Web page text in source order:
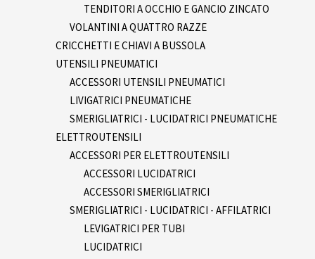
TENDITORI A OCCHIO E GANCIO ZINCATO
VOLANTINI A QUATTRO RAZZE
CRICCHETTI E CHIAVI A BUSSOLA
UTENSILI PNEUMATICI
ACCESSORI UTENSILI PNEUMATICI
LIVIGATRICI PNEUMATICHE
SMERIGLIATRICI - LUCIDATRICI PNEUMATICHE
ELETTROUTENSILI
ACCESSORI PER ELETTROUTENSILI
ACCESSORI LUCIDATRICI
ACCESSORI SMERIGLIATRICI
SMERIGLIATRICI - LUCIDATRICI - AFFILATRICI
LEVIGATRICI PER TUBI
LUCIDATRICI